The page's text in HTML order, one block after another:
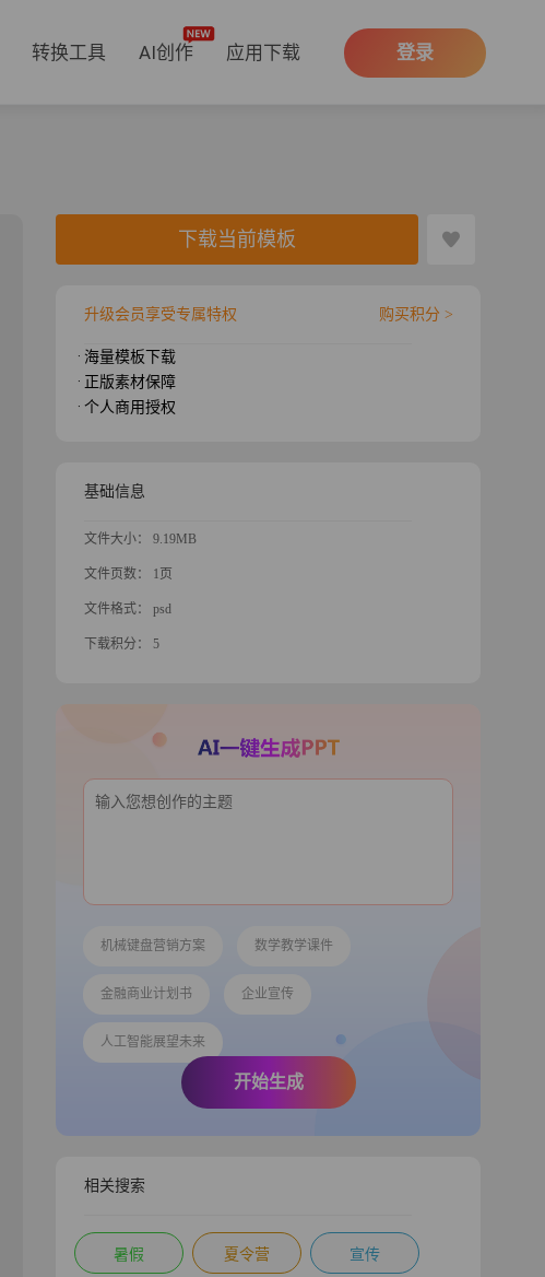
转换工具 AI创作 应用下载 登录
下载当前模板
升级会员享受专属特权 购买积分 >
· 海量模板下载
· 正版素材保障
· 个人商用授权
基础信息
文件大小： 9.19MB
文件页数： 1页
文件格式： psd
下载积分： 5
机械键盘营销方案 数学教学课件
金融商业计划书 企业宣传
人工智能展望未来
开始生成
相关搜索
暑假 夏令营 宣传